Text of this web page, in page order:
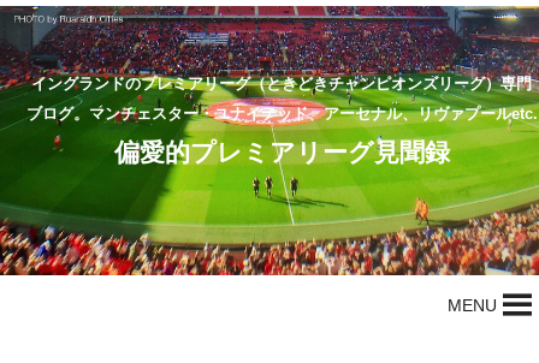
イングランドのプレミアリーグ（ときどきチャンピオンズリーグ）専門
ブログ。マンチェスター・ユナイテッド、アーセナル、リヴァプールetc.
偏愛的プレミアリーグ見聞録
MENU